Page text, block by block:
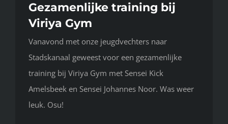
Gezamenlijke training bij
Viriya Gym
Vanavond met onze jeugdvechters naar
Stadskanaal geweest voor een gezamenlijke
training bij Viriya Gym met Sensei Kick
Amelsbeek en Sensei Johannes Noor. Was weer
leuk. Osu!